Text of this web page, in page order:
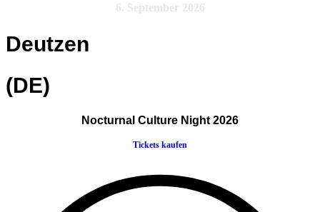
6. September 2026
Deutzen
(DE)
Nocturnal Culture Night 2026
Tickets kaufen